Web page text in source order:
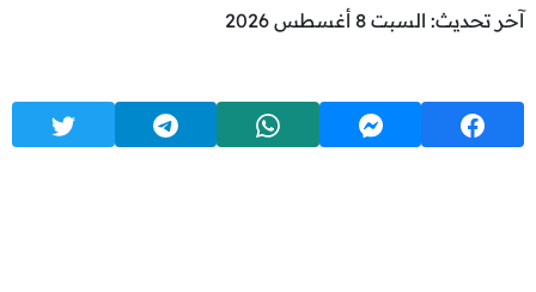
آخر تحديث: السبت 8 أغسطس 2026